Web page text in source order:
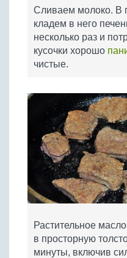
Сливаем молоко. В
кладем в него
несколько раз и
кусочки хорошо
чистые.
Растительное
в просторную
минуты, включив